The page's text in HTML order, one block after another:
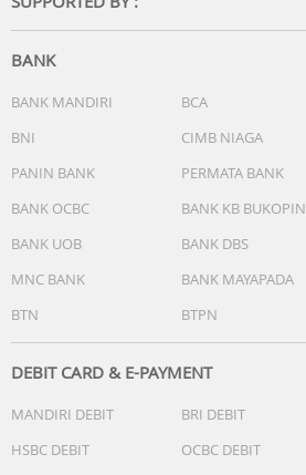
AKL 21003715698
BANK
BANK MANDIRI BCA
BNI
CIMB NIAGA
PANIN BANK
PERMATA BANK
BANK OCBC
BANK KB BUKOPIN
BANK UOB
BANK DBS
MNC BANK
BANK MAYAPADA
BTN
BTPN
DEBIT CARD & E-PAYMENT
MANDIRI DEBIT BRI DEBIT
HSBC DEBIT
OCBC DEBIT